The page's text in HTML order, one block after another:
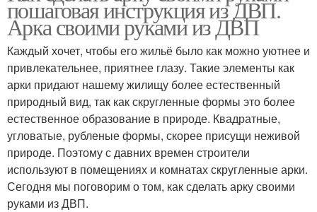
пошаговая инструкция из ДВП.
Арка своими руками из ДВП
Каждый хочет, чтобы его жильё было как можно уютнее и
привлекательнее, приятнее глазу. Такие элементы как
арки придают нашему жилищу более естественный
природный вид, так как скругленные формы это более
естественное образование в природе. Квадратные,
угловатые, рубленые формы, скорее присущи неживой
природе. Поэтому с давних времен строители
используют в помещениях и комнатах скругленные арки.
Сегодня мы поговорим о том, как сделать арку своими
руками из ДВП.